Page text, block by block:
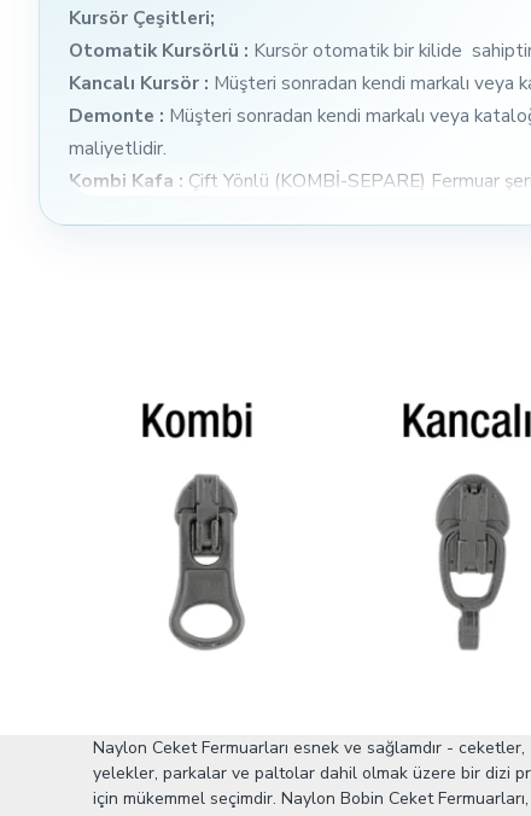
Kursör Çeşitleri;
Otomatik Kursörlü : Kursör otomatik bir kilide
Kancalı Kursör : Müşteri sonradan kendi markalı veya
Demonte : Müşteri sonradan kendi markalı veya
maliyetlidir.
Kombi Kafa : Çift Yönlü (KOMBİ-SEPARE) Fermuar
Naylon Ceket Fermuarları esnek ve sağlamdır - ceketler,
yelekler, parkalar ve paltolar dahil olmak üzere bir dizi
için mükemmel seçimdir. Naylon Bobin Ceket Fermuarları,